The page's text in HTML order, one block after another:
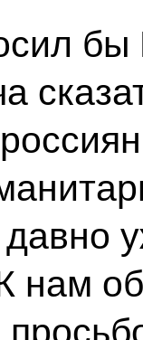
бы
нам